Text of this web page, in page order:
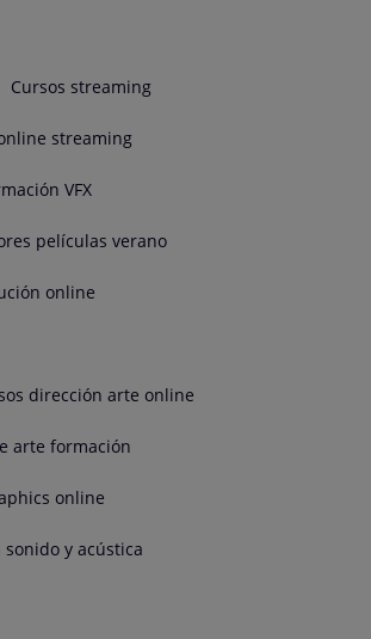
Cursos streaming
streaming
VFX
películas verano
online
dirección arte online
arte formación
online
sonido y acústica